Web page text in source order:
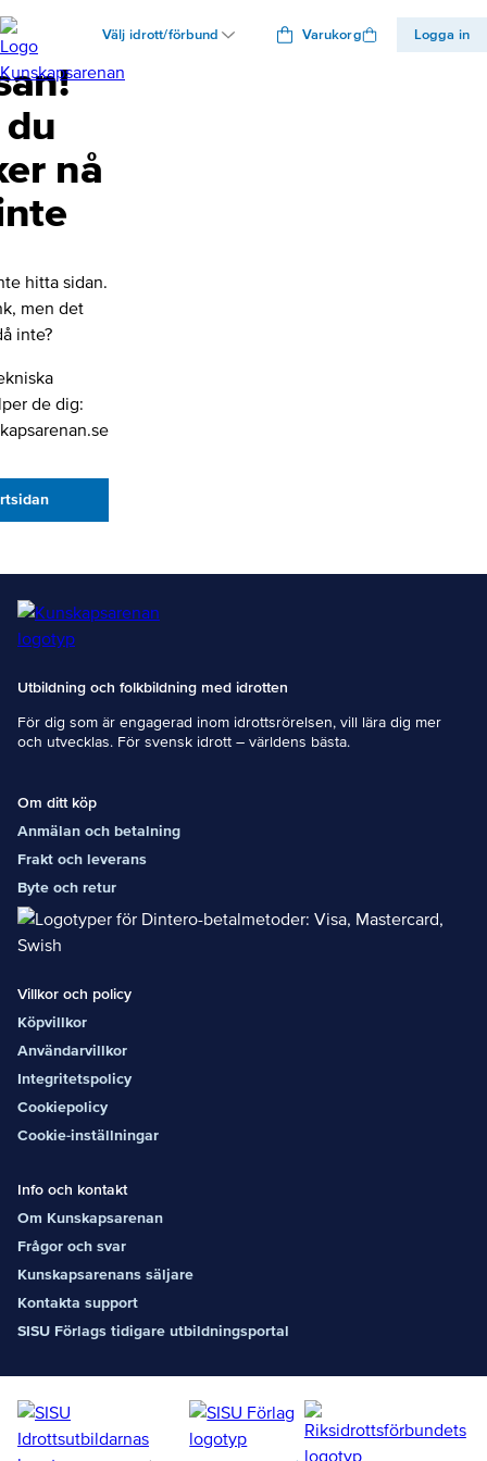
Välj idrott/förbund Varukorg Logga in
nå
hitta sidan.
men det
inte?
de dig:
Utbildning och folkbildning med idrotten
För dig som är engagerad inom idrottsrörelsen, vill lära dig mer
och utvecklas. För svensk idrott – världens bästa.
Om ditt köp
Anmälan och betalning
Frakt och leverans
Byte och retur
Villkor och policy
Köpvillkor
Användarvillkor
Integritetspolicy
Cookiepolicy
Cookie-inställningar
Info och kontakt
Om Kunskapsarenan
Frågor och svar
Kunskapsarenans säljare
Kontakta support
SISU Förlags tidigare utbildningsportal